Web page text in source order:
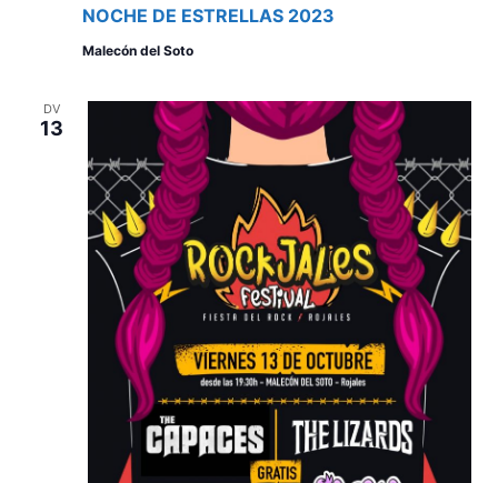
NOCHE DE ESTRELLAS 2023
Malecón del Soto
DV
13